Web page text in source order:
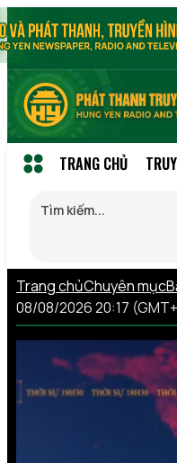
TRANG CHỦ
Trang chủChuyên mục
08/08/2026 20:17